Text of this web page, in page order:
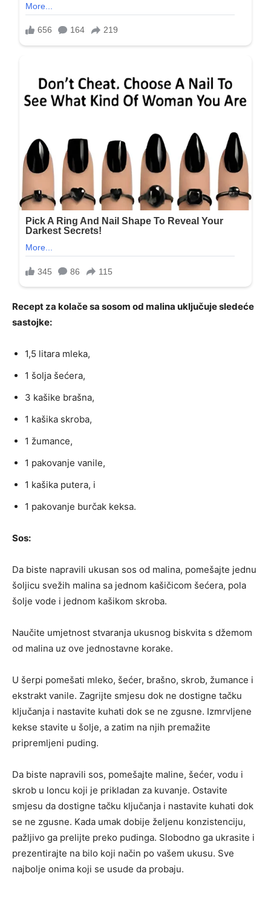
Recept za kolače sa sosom od malina uključuje sledeće
sastojke:
1,5 litara mleka,
1 šolja šećera,
3 kašike brašna,
1 kašika skroba,
1 žumance,
1 pakovanje vanile,
1 kašika putera, i
1 pakovanje burčak keksa.
Sos:
Da biste napravili ukusan sos od malina, pomešajte jednu
šoljicu svežih malina sa jednom kašičicom šećera, pola
šolje vode i jednom kašikom skroba.
Naučite umjetnost stvaranja ukusnog biskvita s džemom
od malina uz ove jednostavne korake.
U šerpi pomešati mleko, šećer, brašno, skrob, žumance i
ekstrakt vanile. Zagrijte smjesu dok ne dostigne tačku
ključanja i nastavite kuhati dok se ne zgusne. Izmrvljene
kekse stavite u šolje, a zatim na njih premažite
pripremljeni puding.
Da biste napravili sos, pomešajte maline, šećer, vodu i
skrob u loncu koji je prikladan za kuvanje. Ostavite
smjesu da dostigne tačku ključanja i nastavite kuhati dok
se ne zgusne. Kada umak dobije željenu konzistenciju,
pažljivo ga prelijte preko pudinga. Slobodno ga ukrasite i
prezentirajte na bilo koji način po vašem ukusu. Sve
najbolje onima koji se usude da probaju.